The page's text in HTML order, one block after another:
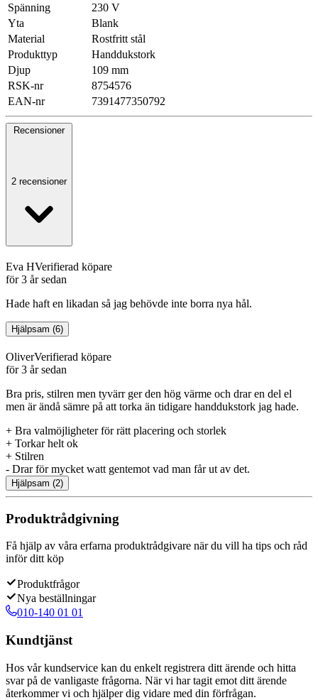
Spänning
230 V
Yta
Blank
Material
Rostfritt stål
Produkttyp
Handdukstork
Djup
109 mm
RSK-nr
8754576
EAN-nr
7391477350792
Recensioner
2 recensioner
Eva HVerifierad köpare
för 3 år sedan
Hade haft en likadan så jag behövde inte borra nya hål.
Hjälpsam (6)
OliverVerifierad köpare
för 3 år sedan
Bra pris, stilren men tyvärr ger den hög värme och drar en del el
men är ändå sämre på att torka än tidigare handdukstork jag hade.
+ Bra valmöjligheter för rätt placering och storlek
+ Torkar helt ok
+ Stilren
- Drar för mycket watt gentemot vad man får ut av det.
Hjälpsam (2)
Produktrådgivning
Få hjälp av våra erfarna produktrådgivare när du vill ha tips och råd
inför ditt köp
Produktfrågor
Nya beställningar
010-140 01 01
Kundtjänst
Hos vår kundservice kan du enkelt registrera ditt ärende och hitta
svar på de vanligaste frågorna. När vi har tagit emot ditt ärende
återkommer vi och hjälper dig vidare med din förfrågan.